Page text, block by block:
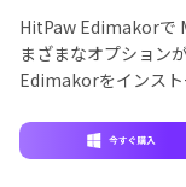
HitPaw Edimakorで
まざまなオプション
Edimakorをインスト